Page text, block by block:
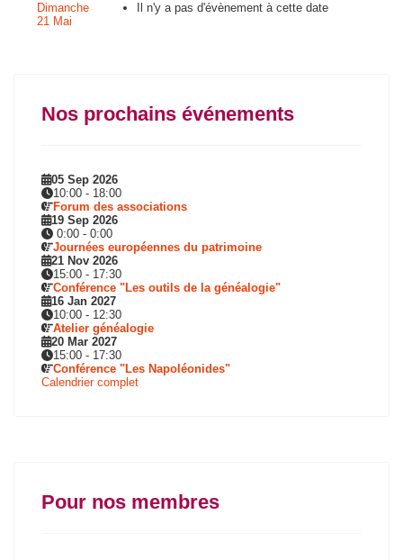
Dimanche
21 Mai
Il n'y a pas d'évènement à cette date
Nos prochains événements
05 Sep 2026
10:00 - 18:00
Forum des associations
19 Sep 2026
0:00 - 0:00
Journées européennes du patrimoine
21 Nov 2026
15:00 - 17:30
Conférence "Les outils de la généalogie"
16 Jan 2027
10:00 - 12:30
Atelier généalogie
20 Mar 2027
15:00 - 17:30
Conférence "Les Napoléonides"
Calendrier complet
Pour nos membres